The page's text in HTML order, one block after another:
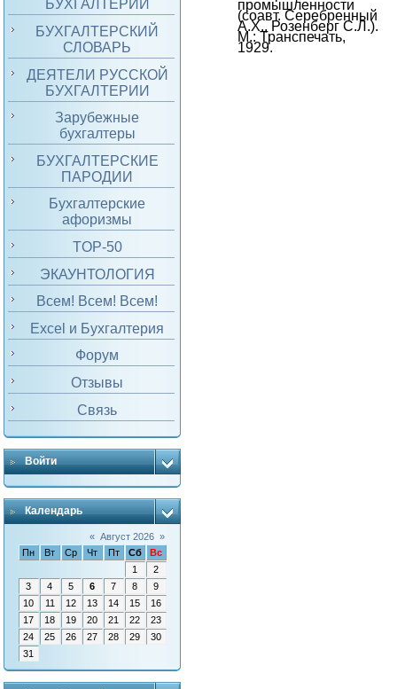
БУХГАЛТЕРИИ
БУХГАЛТЕРСКИЙ
СЛОВАРЬ
ДЕЯТЕЛИ РУССКОЙ
БУХГАЛТЕРИИ
Зарубежные
бухгалтеры
БУХГАЛТЕРСКИЕ
ПАРОДИИ
Бухгалтерские
афоризмы
TOP-50
ЭКАУНТОЛОГИЯ
Всем! Всем! Всем!
Excel и Бухгалтерия
Форум
Отзывы
Связь
Войти
Календарь
« Август 2026 »
Пн
Вт Ср Чт Пт Сб
Вс
1
2
3
4 5 6 7 8
9
10
11 12 13 14 15
16
17
18 19 20 21 22
23
24
25 26 27 28 29
30
31
промышленности
(соавт. Серебренный
А.Х., Розенберг С.Л.).
М.: Транспечать,
1929.